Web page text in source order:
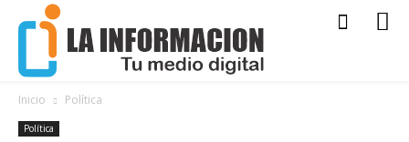
Inicio Política
Política